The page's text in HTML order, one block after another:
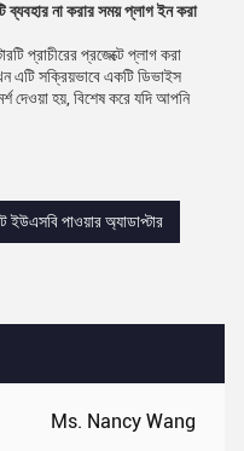
Ms. Nancy Wang
ব্যবহার না করার সময় প্লাগ ইন করা
প্রাচীরের প্রজেক্টে প্লাগ করা
এটি সক্রিয়ভাবে একটি ডিভাইস
দেওয়া হয়, বিশেষ করে যদি আপনি
ইউএসবি পাওয়ার অ্যাডাপ্টার